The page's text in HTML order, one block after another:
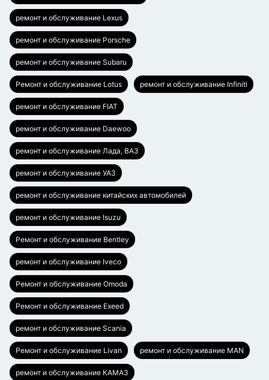
ремонт и обслуживание Lexus
ремонт и обслуживание Porsche
ремонт и обслуживание Subaru
Ремонт и обслуживание Lotus ремонт и обслуживание Infiniti
ремонт и обслуживание FIAT
ремонт и обслуживание Daewoo
ремонт и обслуживание Лада, ВАЗ
ремонт и обслуживание УАЗ
ремонт и обслуживание китайских автомобилей
ремонт и обслуживание Isuzu
Ремонт и обслуживание Bentley
ремонт и обслуживание Iveco
Ремонт и обслуживание Omoda
Ремонт и обслуживание Exeed
ремонт и обслуживание Scania
Ремонт и обслуживание Livan ремонт и обслуживание MAN
ремонт и обслуживание КАМАЗ